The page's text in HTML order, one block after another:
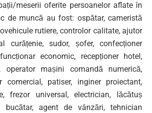
meserii oferite persoanelor aflate în
de muncă au fost: ospătar, cameristă
rutiere, controlor calitate, ajutor
curățenie, sudor, șofer, confecționer
economic, recepționer hotel,
operator mașini comandă numerică,
comercial, patiser, inginer proiectant,
frezor universal, electrician, lăcătuș
bucătar, agent de vânzări, tehnician